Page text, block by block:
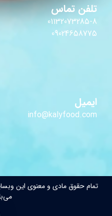
تلفن تماس
01132073285-8
09024658775
ایمیل
info@kalyfood.com
تمام حقوق مادی و معنوی این